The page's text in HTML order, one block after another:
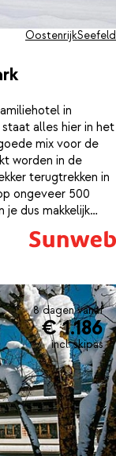
OostenrijkSeefeld
in
alles hier in het
mix voor de
worden in de
terugtrekken in
ongeveer 500
dus makkelijk
van
8 dagen vanaf
€ 1.186
incl. skipas